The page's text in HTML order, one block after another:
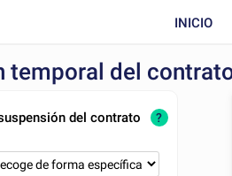
INICIO
temporal del
del contrato
?